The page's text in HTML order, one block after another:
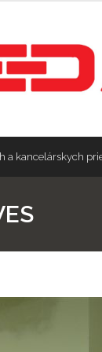
a kancelárskych